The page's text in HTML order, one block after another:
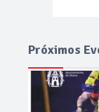
Próximos